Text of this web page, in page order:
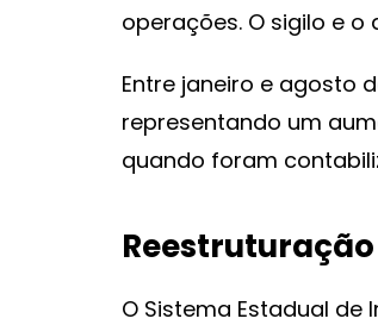
operações. O sigilo e
Entre janeiro e agosto
representando um
quando foram
Reestruturação
O Sistema Estadual de